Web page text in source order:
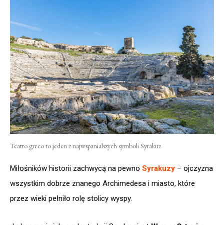
Teatro greco to jeden z najwspanialszych symboli Syrakuz
Miłośników historii zachwycą na pewno Syrakuzy – ojczyzna
wszystkim dobrze znanego Archimedesa i miasto, które
przez wieki pełniło rolę stolicy wyspy.